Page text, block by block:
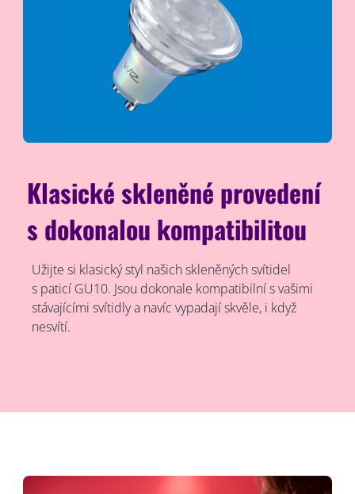
Klasické skleněné provedení
s dokonalou kompatibilitou
Užijte si klasický styl našich skleněných svítidel
s paticí GU10. Jsou dokonale kompatibilní s vašimi
stávajícími svítidly a navíc vypadají skvěle, i když
nesvítí.